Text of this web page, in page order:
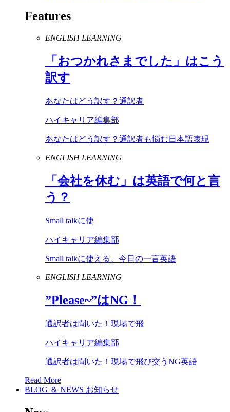
Features
ENGLISH LEARNING
「おつかれさまでした」はこう
訳す
あなたはどう訳す？通訳者
ハイキャリア編集部
あなたはどう訳す？通訳者も悩む日本語表現
ENGLISH LEARNING
「会社を休む」は英語で何と言
う？
Small talkに使
ハイキャリア編集部
Small talkに使える、今日の一言英語
ENGLISH LEARNING
”Please~”はNG ！
通訳者は聞いた！現場で飛
ハイキャリア編集部
通訳者は聞いた！現場で飛び交うNG英語
Read More
BLOG ＆ NEWS お知らせ